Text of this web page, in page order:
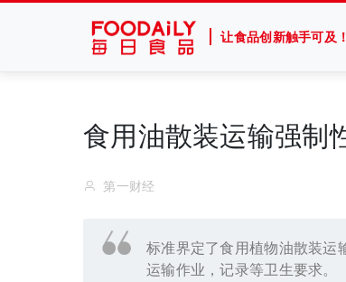
让食品创新触手可及！
食用油散装运输强制
第一财经
标准界定了食用植物油散装运
运输作业，记录等卫生要求。